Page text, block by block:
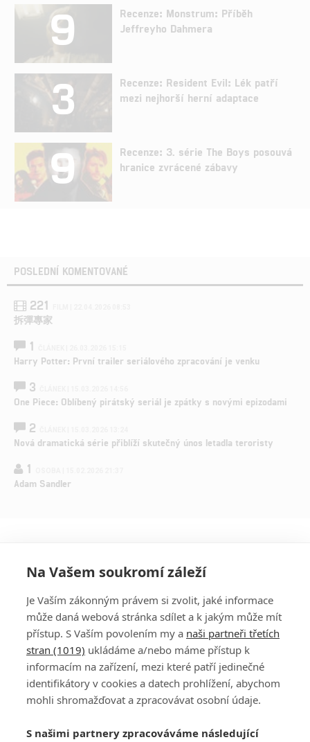
9
Recenze: Monstrum: Příběh
Jeffreyho Dahmera
3
Recenze: Resident Evil: Lék patří
mezi nejhorší herní adaptace
9
Recenze: 3. série The Boys posouvá
hranice zvrácené zábavy
POSLEDNÍ KOMENTOVANÉ
221
拆彈專家
1
Harry Potter: První trailer seriálového zpracování je venku
3
One Piece: Oblíbený pirátský seriál je zpátky s novými epizodami
2
Nová dramatická série přiblíží skutečný únos letadla teroristy
1
Adam Sandler
PŘIHLÁSIT
REGISTROVAT
DISKUZE
Šéfredaktorkou webu jePetr Slavík, e-mailserialy@fandimefilmu.cz
Na Vašem soukromí záleží
Je Vaším zákonným právem si zvolit, jaké informace
může daná webová stránka sdílet a k jakým může mít
přístup. S Vaším povolením my a naši partneři třetích
stran (1019) ukládáme a/nebo máme přístup k
informacím na zařízení, mezi které patří jedinečné
identifikátory v cookies a datech prohlížení, abychom
mohli shromažďovat a zpracovávat osobní údaje.
S našimi partnery zpracováváme následující